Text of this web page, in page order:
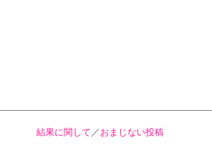
結果に関して ／ おまじない投稿